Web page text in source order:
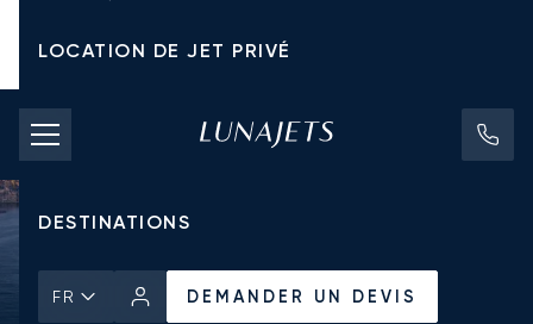
LOCATION DE JET PRIVÉ
TARIFS D'AFFRÈTEMENT
JETS PRIVÉS
DESTINATIONS
FR DEMANDER UN DEVIS